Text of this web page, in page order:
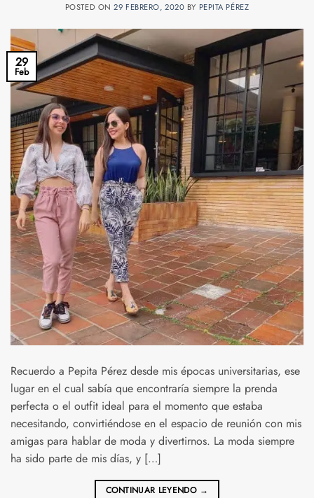
POSTED ON29 FEBRERO, 2020 BY PEPITA PÉREZ
29
Feb
Recuerdo a Pepita Pérez desde mis épocas universitarias, ese
lugar en el cual sabía que encontraría siempre la prenda
perfecta o el outfit ideal para el momento que estaba
necesitando, convirtiéndose en el espacio de reunión con mis
amigas para hablar de moda y divertirnos. La moda siempre
ha sido parte de mis días, y […]
CONTINUAR LEYENDO →